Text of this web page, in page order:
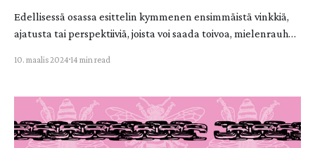
Edellisessä osassa esittelin kymmenen ensimmäistä vinkkiä,
ajatusta tai perspektiiviä, joista voi saada toivoa, mielenrauhaa
Pihkalan Päin helvettiä?: Ympäristöahdistus ja toivo (2017),
Joanna Macyn ja Chris Johnstonen Active hope: How to
10. maalis 2024 14 min read